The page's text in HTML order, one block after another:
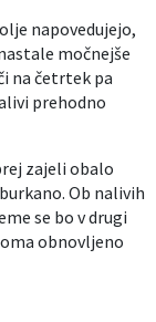
napovedujejo,
močnejše
na četrtek pa
prehodno
zajeli obalo
Ob nalivih
se bo v drugi
obnovljeno